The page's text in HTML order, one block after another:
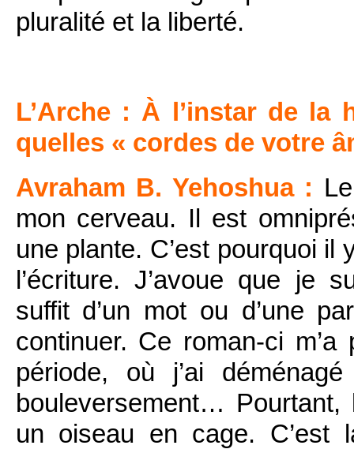
pluralité et la liberté.
L’Arche : À l’instar de la
quelles « cordes de votre
Avraham B. Yehoshua :
mon cerveau. Il est
une plante. C’est pourquoi il
l’écriture. J’avoue que je
suffit d’un mot ou d’une
continuer. Ce roman-ci
période, où j’ai
bouleversement…
un oiseau en cage. C’est